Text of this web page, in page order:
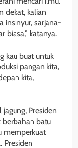
dekat, kalian
insinyur, sarjana-
biasa,” katanya.
kau buat untuk
pangan kita,
kita,
Presiden
berbahan batu
memperkuat
Presiden